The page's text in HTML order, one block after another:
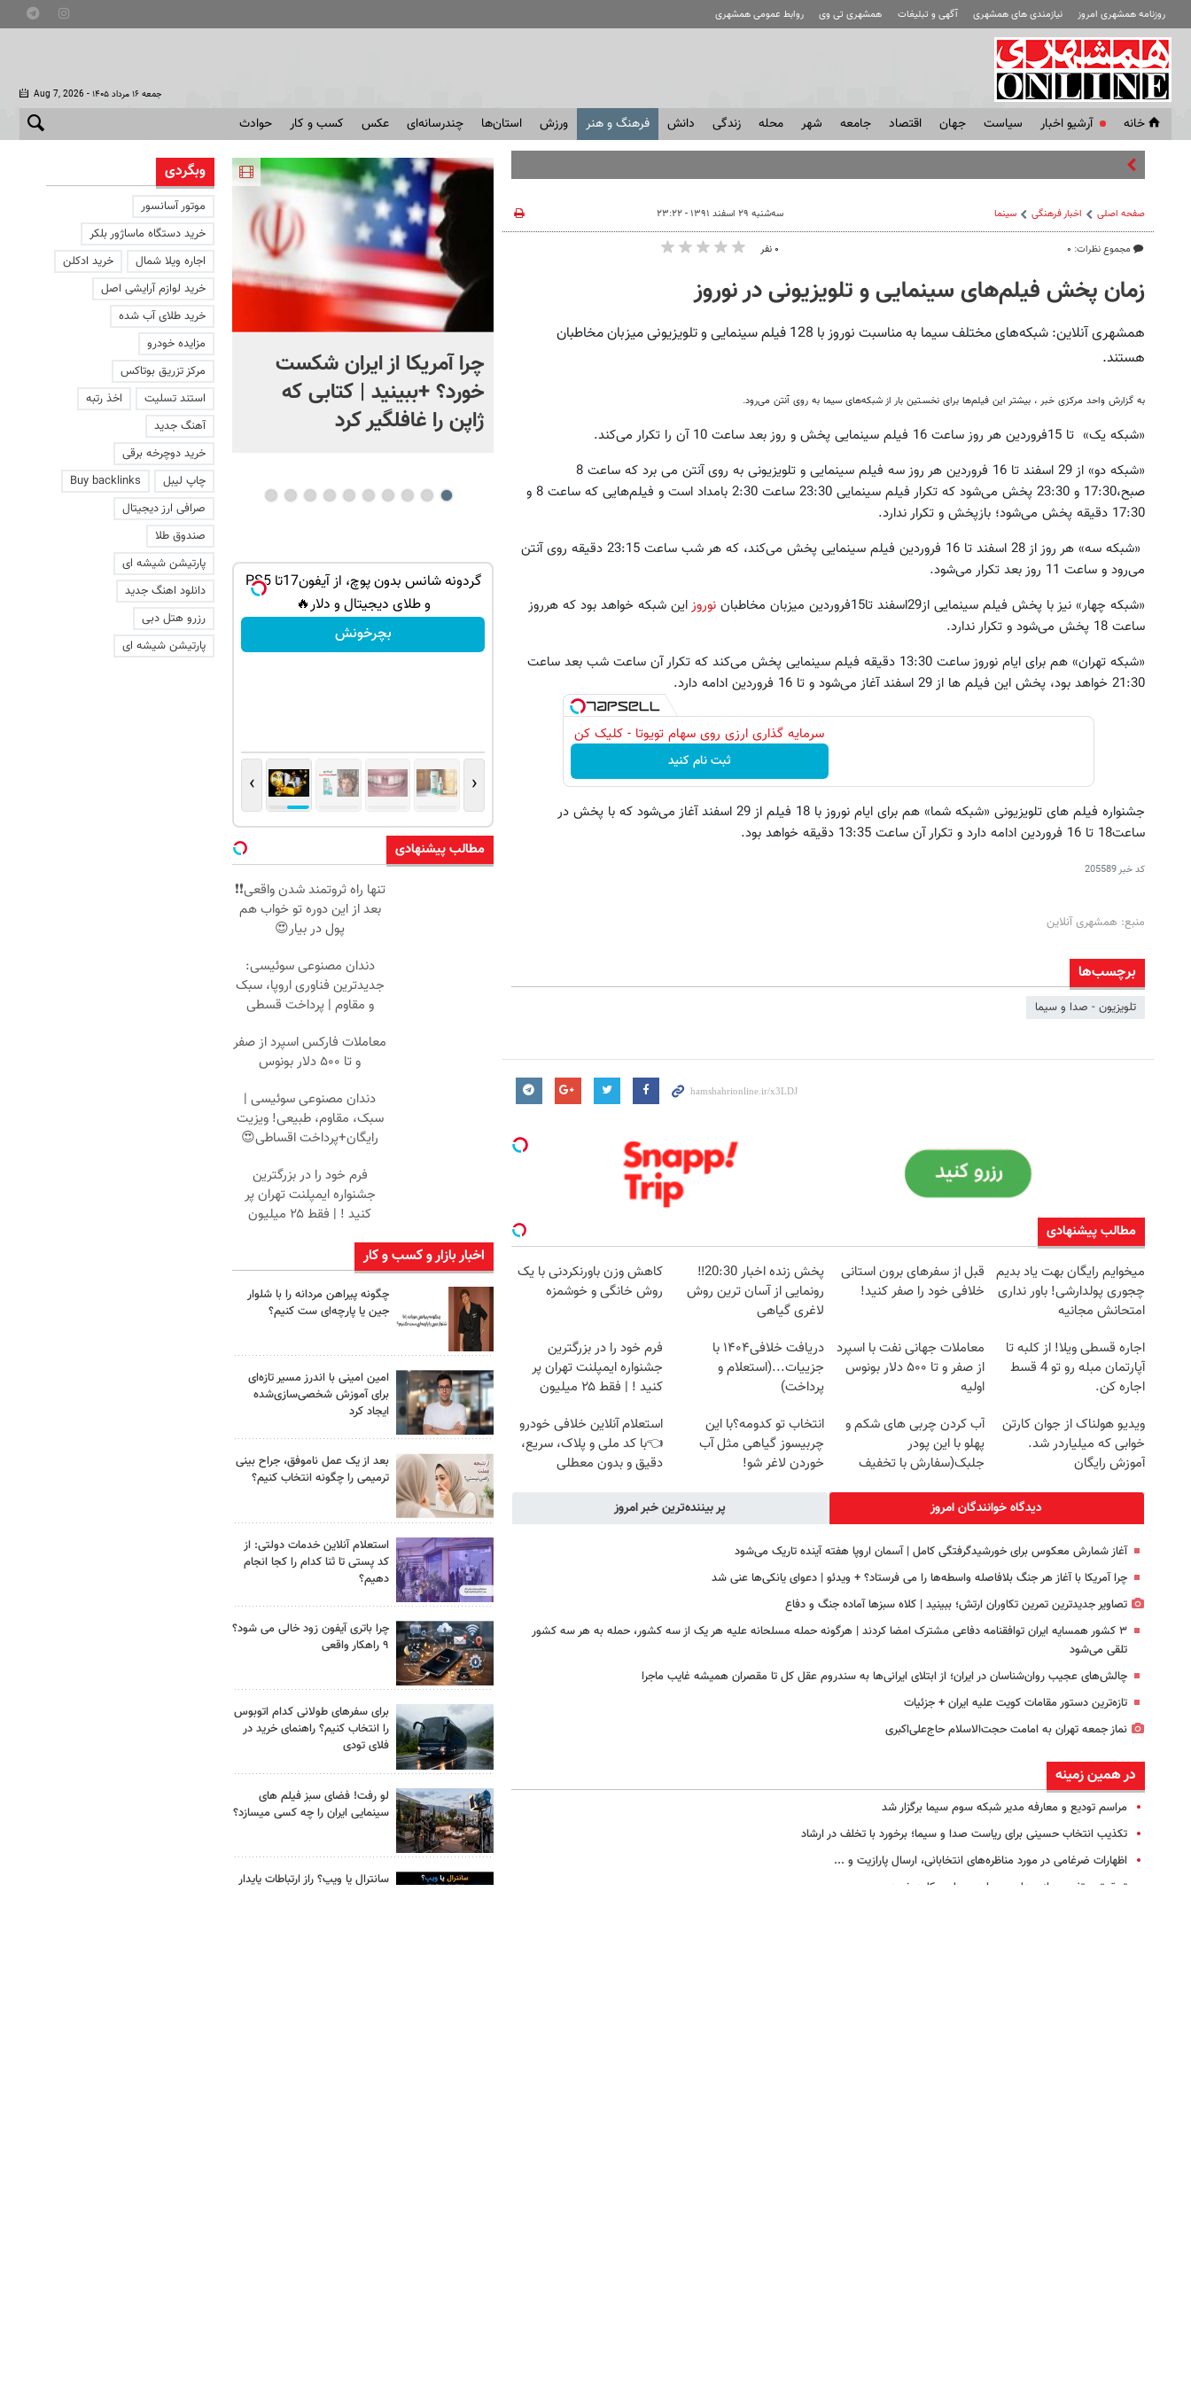
روزنامه همشهری امروز نیازمندی های همشهری آگهی و تبلیغات همشهری تی وی روابط عمومی همشهری
Aug 7, 2026 - جمعه ۱۶ مرداد ۱۴۰۵
خانه آرشیو اخبار سياست جهان اقتصاد جامعه شهر محله زندگی دانش فرهنگ و هنر ورزش استان‌ها چندرسانه‌ای عکس کسب و کار حوادث
صفحه اصلی اخبار فرهنگی سینما
مجموع نظرات: ۰
سه‌شنبه ۲۹ اسفند ۱۳۹۱ - ۲۳:۲۲
۰ نفر
زمان پخش فیلم‌های سینمایی و تلویزیونی در نوروز
همشهری آنلاین: شبکه‌های مختلف سیما به مناسبت نوروز با 128 فیلم سینمایی و تلویزیونی میزبان مخاطبان
هستند.
به گزارش واحد مرکزی خبر ، بیشتر این فیلم‌ها برای نخسـتین بار از شبکه‌های سیما به روی آنتن می‌رود.
«شبکه یک» تا 15فروردین هر روز ساعت 16 فیلم سینمایی پخش و روز بعد ساعت 10 آن را تکرار می‌کند.
«شبکه دو» از 29 اسفند تا 16 فروردین هر روز سه فیلم سینمایی و تلویزیونی به روی آنتن می برد که ساعت 8
صبح،‌17:30 و 23:30 پخش می‌شود که تکرار فیلم سینمایی 23:30 ساعت 2:30 بامداد است و فیلم‌هایی که ساعت 8 و
17:30 دقیقه پخش می‌شود؛ بازپخش و تکرار ندارد.
‌ «شبکه سه» هر روز از 28 اسفند تا 16 فروردین فیلم سینمایی پخش می‌کند، که هر شب ساعت 23:15 دقیقه روی آنتن
می‌رود و ساعت 11 روز بعد تکرار می‌شود.
«شبکه چهار» نیز با پخش فیلم سینمایی از29اسفند تا15فروردین میزبان مخاطبان
نوروزاین شبکه خواهد بود که هرروز
ساعت 18 پخش می‌شود و تکرار ندارد.
«شبکه تهران» هم برای ایام نوروز ساعت 13:30 دقیقه فیلم سینمایی پخش می‌کند که تکرار آن ساعت شب بعد ساعت
21:30 خواهد بود، پخش این فیلم ها از 29 اسفند آغاز می‌شود و تا 16 فروردین ادامه دارد.
سرمایه گذاری ارزی روی سهام تویوتا - کلیک کن
ثبت نام کنید
جشنواره فیلم های تلویزیونی «شبکه شما» هم برای ایام نوروز با 18 فیلم از 29 اسفند آغاز می‌شود که با پخش در
ساعت18 تا 16 فروردین ادامه دارد و تکرار آن ساعت 13:35 دقیقه خواهد بود.
کد خبر205589
منبع: همشهری آنلاین
برچسب‌ها
تلویزیون - صدا و سیما
مطالب پیشنهادی
میخوایم رایگان بهت یاد بدیم
چجوری پولدارشی! باور نداری
امتحانش مجانیه
قبل از سفرهای برون استانی
خلافی خود را صفر کنید!
پخش زنده اخبار 20:30‼️
رونمایی از آسان ترین روش
لاغری گیاهی
کاهش وزن باورنکردنی با یک
روش خانگی و خوشمزه
اجاره‌ قسطی ویلا! از کلبه تا
آپارتمان مبله رو تو 4 قسط
اجاره کن.
معاملات جهانی نفت با اسپرد
از صفر و تا ۵۰۰ دلار بونوس
اولیه
دریافت خلافی۱۴۰۴ با
جزییات...(استعلام و
پرداخت)
فرم خود را در بزرگترین
جشنواره ایمپلنت تهران پر
کنید ! | فقط ۲۵ میلیون
ویدیو هولناک از جوان کارتن
خوابی که میلیاردر شد.
آموزش رایگان
آب کردن چربی های شکم و
پهلو با این پودر
جلبک(سفارش با تخفیف
انتخاب تو کدومه؟با این
چربیسوز گیاهی مثل آب
خوردن لاغر شو!
استعلام آنلاین خلافی خودرو
👈با کد ملی و پلاک، سریع،
دقیق و بدون معطلی
دیدگاه خوانندگان امروز پر بیننده‌ترین خبر امروز
آغاز شمارش معکوس برای خورشیدگرفتگی کامل | آسمان اروپا هفته آینده تاریک می‌شود
چرا آمریکا با آغاز هر جنگ بلافاصله واسطه‌ها را می فرستاد؟ + ویدئو | دعوای یانکی‌ها عنی شد
تصاویر جدیدترین تمرین تکاوران ارتش؛ ببینید | کلاه سبزها آماده جنگ و دفاع
۳ کشور همسایه ایران توافقنامه دفاعی مشترک امضا کردند | هرگونه حمله مسلحانه علیه هر یک از سه کشور، حمله به هر سه کشور
تلقی می‌شود
چالش‌های عجیب روان‌شناسان در ایران؛ از ابتلای ایرانی‌ها به سندروم عقل کل تا مقصران همیشه غایب ماجرا
تازه‌ترین دستور مقامات کویت علیه ایران + جزئیات
نماز جمعه تهران به امامت حجت‌الاسلام حاج‌علی‌اکبری
در همین زمینه
مراسم تودیع و معارفه مدیر شبکه سوم سیما برگزار شد
تکذیب انتخاب حسینی برای ریاست صدا و سیما؛ برخورد با تخلف در ارشاد
اظهارات ضرغامی در مورد مناظره‌های انتخابانی، ارسال پارازیت و ...
تحقیق و تفحص از صدا و سیما در مجلس کلید خورد
چرا آمریکا از ایران شکست
خورد؟ +ببینید | کتابی که
ژاپن را غافلگیر کرد
استقبال از اردوغان در
عربستان + فیلم
پک تقویت موی جلبک توی حمومت
خالیه!45%تخفیف
خرید محصول
به بزرگترین جشنواره ایمپلنت تهران سر بزنید
! | فقط ۲۵ میلیون !
متوقف می کند
گردونه شانس بدون پوچ، از آیفون17تا PS5
و طلای دیجیتال و دلار🔥
بچرخونش
‹
›
مطالب پیشنهادی
تنها راه ثروتمند شدن واقعی❗❗
بعد از این دوره تو خواب هم
پول در بیار😍
دندان مصنوعی سوئیسی:
جدیدترین فناوری اروپا، سبک
و مقاوم | پرداخت قسطی
معاملات فارکس اسپرد از صفر
و تا ۵۰۰ دلار بونوس
دندان مصنوعی سوئیسی |
سبک، مقاوم، طبیعی! ویزیت
رایگان+پرداخت اقساطی😍
فرم خود را در بزرگترین
جشنواره ایمپلنت تهران پر
کنید ! | فقط ۲۵ میلیون
اخبار بازار و کسب و کار
چگونه پیراهن مردانه را با شلوار
جین یا پارچه‌ای ست کنیم؟
امین امینی با اندرز مسیر تازه‌ای
برای آموزش شخصی‌سازی‌شده
ایجاد کرد
بعد از یک عمل ناموفق، جراح بینی
ترمیمی را چگونه انتخاب کنیم؟
استعلام آنلاین خدمات دولتی: از
کد پستی تا ثنا کدام را کجا انجام
دهیم؟
چرا باتری آیفون زود خالی می شود؟
۹ راهکار واقعی
برای سفرهای طولانی کدام اتوبوس
را انتخاب کنیم؟ راهنمای خرید در
فلای تودی
لو رفت! فضای سبز فیلم های
سینمایی ایران را چه کسی میسازد؟
سانترال یا ویپ؟ راز ارتباطات پایدار
وبگردی
موتور آسانسور
خرید دستگاه ماساژور بلکر
اجاره ویلا شمال
خرید ادکلن
خرید لوازم آرایشی اصل
خرید طلای آب شده
مزایده خودرو
مرکز تزریق بوتاکس
استند تسلیت
اخذ رتبه
آهنگ جدید
خرید دوچرخه برقی
چاپ لیبل
Buy backlinks
صرافی ارز دیجیتال
صندوق طلا
پارتیشن شیشه ای
دانلود اهنگ جدید
رزرو هتل دبی
پارتیشن شیشه ای